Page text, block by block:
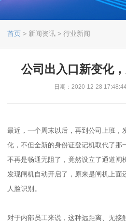
首页 > 新闻资讯 > 行业新闻
公司出入口新变化
日期：2020-12-28
最近，一个周末以后，再到公司上班，
化，不但全新的身份证登记机取代了那
不再是畅通无阻了，竟然设立了通道闸
发现闸机自动开启了，原来是闸机上面
人脸识别。
对于内部员工来说，这种远距离、无接